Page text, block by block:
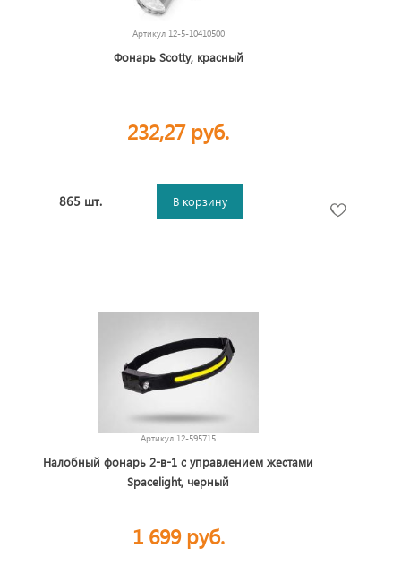
Артикул 12-5-10410500
Фонарь Scotty, красный
232,27 руб.
865 шт. В корзину
Артикул 12-595715
Налобный фонарь 2-в-1 c управлением жестами
Spacelight, черный
1 699 руб.